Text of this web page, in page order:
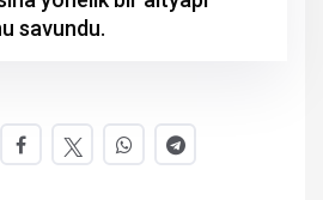
savundu.